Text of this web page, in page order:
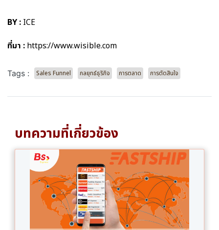
BY : ICE
ที่มา : https://www.wisible.com
Tags : Sales Funnel กลยุทธ์ธุริกิจ การตลาด การตัดสินใจ
บทความที่เกี่ยวข้อง